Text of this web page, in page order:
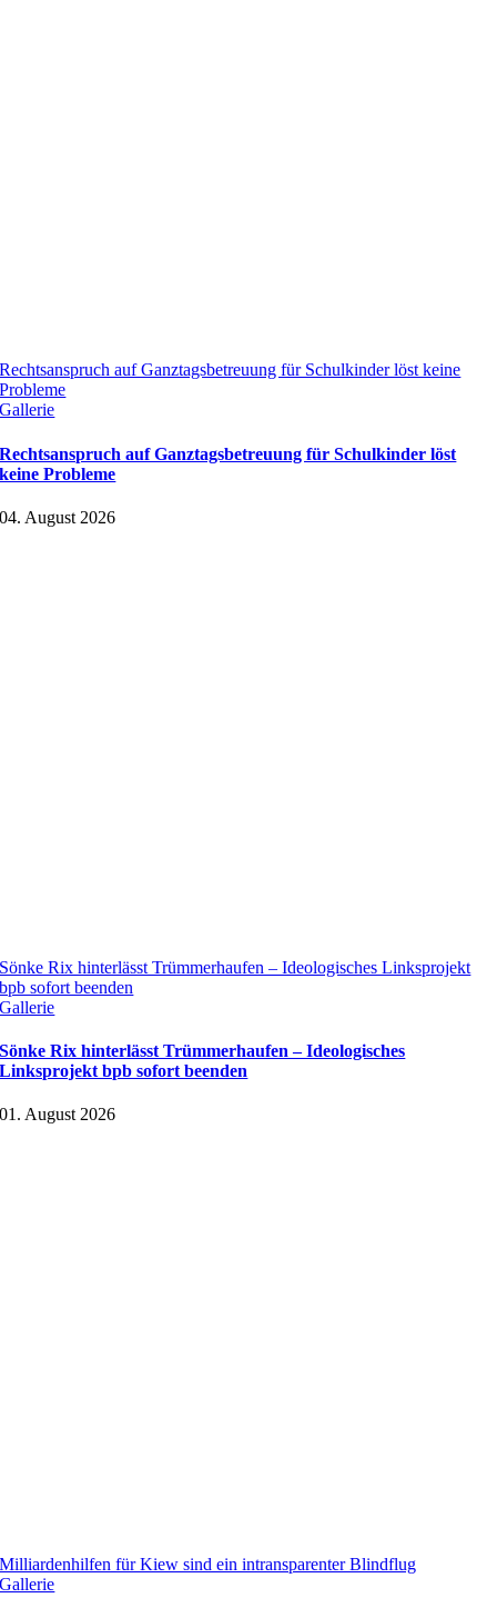
Rechtsanspruch auf Ganztagsbetreuung für Schulkinder löst keine
Probleme
Gallerie
Rechtsanspruch auf Ganztagsbetreuung für Schulkinder löst
keine Probleme
04. August 2026
Sönke Rix hinterlässt Trümmerhaufen – Ideologisches Linksprojekt
bpb sofort beenden
Gallerie
Sönke Rix hinterlässt Trümmerhaufen – Ideologisches
Linksprojekt bpb sofort beenden
01. August 2026
Milliardenhilfen für Kiew sind ein intransparenter Blindflug
Gallerie